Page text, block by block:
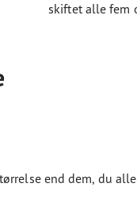
skiftet alle fem
end dem, du